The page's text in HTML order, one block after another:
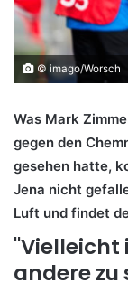
© imago/Worsch
Was Mark
gegen den
gesehen hatte,
Jena nicht
Luft und findet
"Vielleicht
andere zu